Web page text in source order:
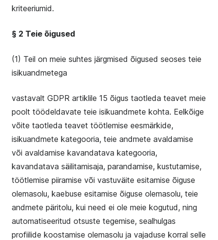
kriteeriumid.
§ 2 Teie õigused
(1) Teil on meie suhtes järgmised õigused seoses teie
isikuandmetega
vastavalt GDPR artiklile 15 õigus taotleda teavet meie
poolt töödeldavate teie isikuandmete kohta. Eelkõige
võite taotleda teavet töötlemise eesmärkide,
isikuandmete kategooria, teie andmete avaldamise
või avaldamise kavandatava kategooria,
kavandatava säilitamisaja, parandamise, kustutamise,
töötlemise piiramise või vastuväite esitamise õiguse
olemasolu, kaebuse esitamise õiguse olemasolu, teie
andmete päritolu, kui need ei ole meie kogutud, ning
automatiseeritud otsuste tegemise, sealhulgas
profiilide koostamise olemasolu ja vajaduse korral selle